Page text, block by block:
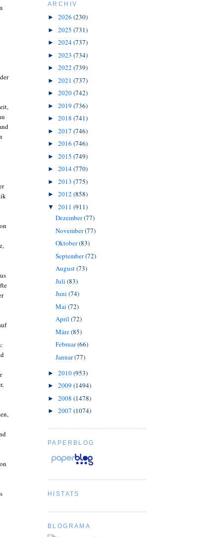
ARCHIV
► 2026 (230)
► 2025 (731)
► 2024(737)
► 2023 (734)
► 2022 (739)
► 2021 (737)
► 2020(742)
► 2019 (736)
► 2018 (741)
► 2017 (746)
► 2016 (746)
► 2015 (749)
► 2014(770)
► 2013 (775)
► 2012 (858)
▼ 2011 (911)
Dezember(77)
November(77)
Oktober(83)
September(72)
August(73)
Juli (83)
Juni (74)
Mai (72)
April (72)
März(85)
Februar(66)
Januar(77)
► 2010(953)
► 2009 (1494)
► 2008 (1478)
► 2007 (1074)
PAPERBLOG
HISTATS
BLOGRAMA